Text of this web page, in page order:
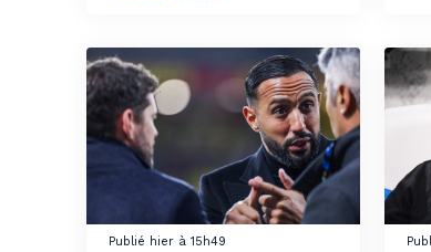
Publié hier à 15h49